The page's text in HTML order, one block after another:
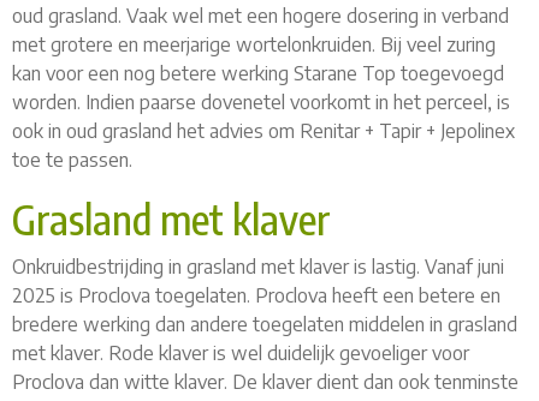
oud grasland. Vaak wel met een hogere dosering in verband
met grotere en meerjarige wortelonkruiden. Bij veel zuring
kan voor een nog betere werking Starane Top toegevoegd
worden. Indien paarse dovenetel voorkomt in het perceel, is
ook in oud grasland het advies om Renitar + Tapir + Jepolinex
toe te passen.
Grasland met klaver
Onkruidbestrijding in grasland met klaver is lastig. Vanaf juni
2025 is Proclova toegelaten. Proclova heeft een betere en
bredere werking dan andere toegelaten middelen in grasland
met klaver. Rode klaver is wel duidelijk gevoeliger voor
Proclova dan witte klaver. De klaver dient dan ook tenminste